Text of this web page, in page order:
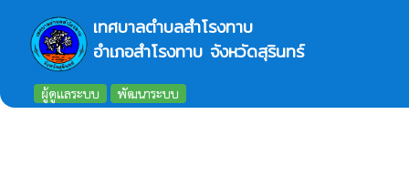
เทศบาลตำบลสำโรงทาบ
อำเภอสำโรงทาบ จังหวัดสุรินทร์
ผู้ดูแลระบบ พัฒนาระบบ